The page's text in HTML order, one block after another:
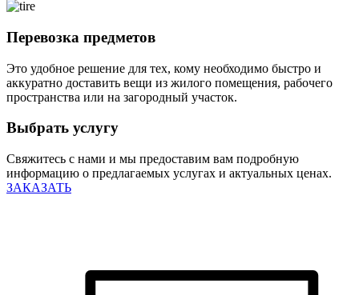
Перевозка предметов
Это удобное решение для тех, кому необходимо быстро и
аккуратно доставить вещи из жилого помещения, рабочего
пространства или на загородный участок.
Выбрать услугу
Свяжитесь с нами и мы предоставим вам подробную
информацию о предлагаемых услугах и актуальных ценах.
ЗАКАЗАТЬ